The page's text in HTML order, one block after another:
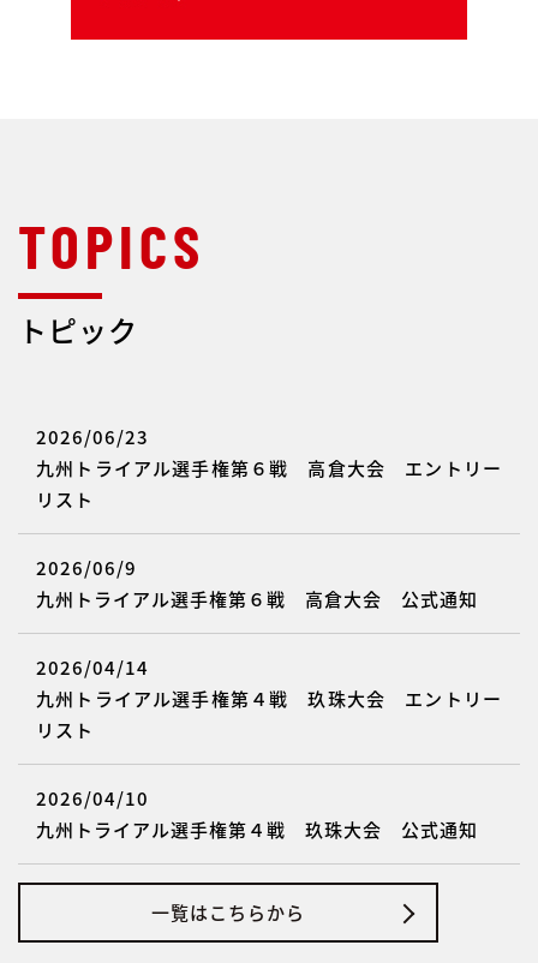
トピック
2026/06/23
九州トライアル選手権第６戦 高倉大会 エントリー
リスト
2026/06/9
九州トライアル選手権第６戦 高倉大会 公式通知
2026/04/14
九州トライアル選手権第４戦 玖珠大会 エントリー
リスト
2026/04/10
九州トライアル選手権第４戦 玖珠大会 公式通知
一覧はこちらから